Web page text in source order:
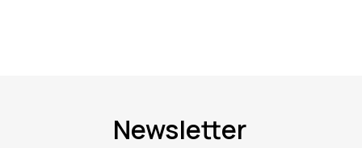
Newsletter